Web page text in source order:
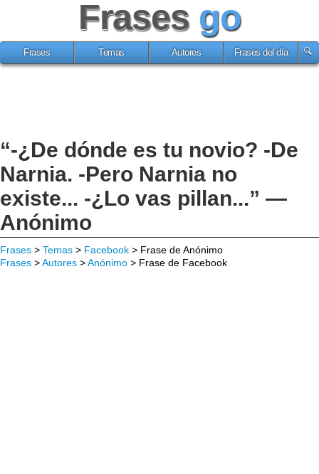
Frases go
Frases Temas Autores Frases del día
“-¿De dónde es tu novio? -De
Narnia. -Pero Narnia no
existe... -¿Lo vas pillan...” —
Anónimo
Frases > Temas > Facebook > Frase de Anónimo
Frases >Autores >Anónimo > Frase de Facebook